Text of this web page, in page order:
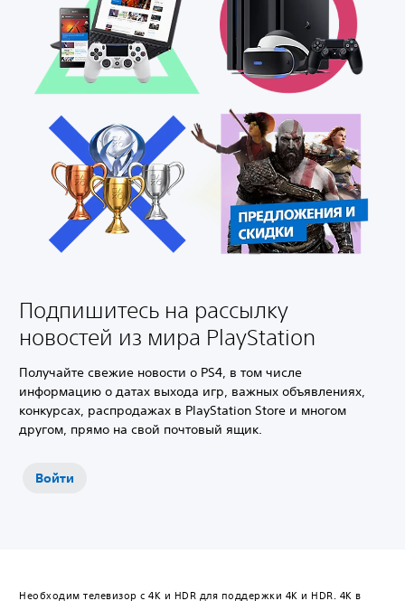
Подпишитесь на рассылку
новостей из мира PlayStation
Получайте свежие новости о PS4, в том числе
информацию о датах выхода игр, важных объявлениях,
конкурсах, распродажах в PlayStation Store и многом
другом, прямо на свой почтовый ящик.‎
Войти
Необходим телевизор с 4K и HDR для поддержки 4K и HDR. 4K в